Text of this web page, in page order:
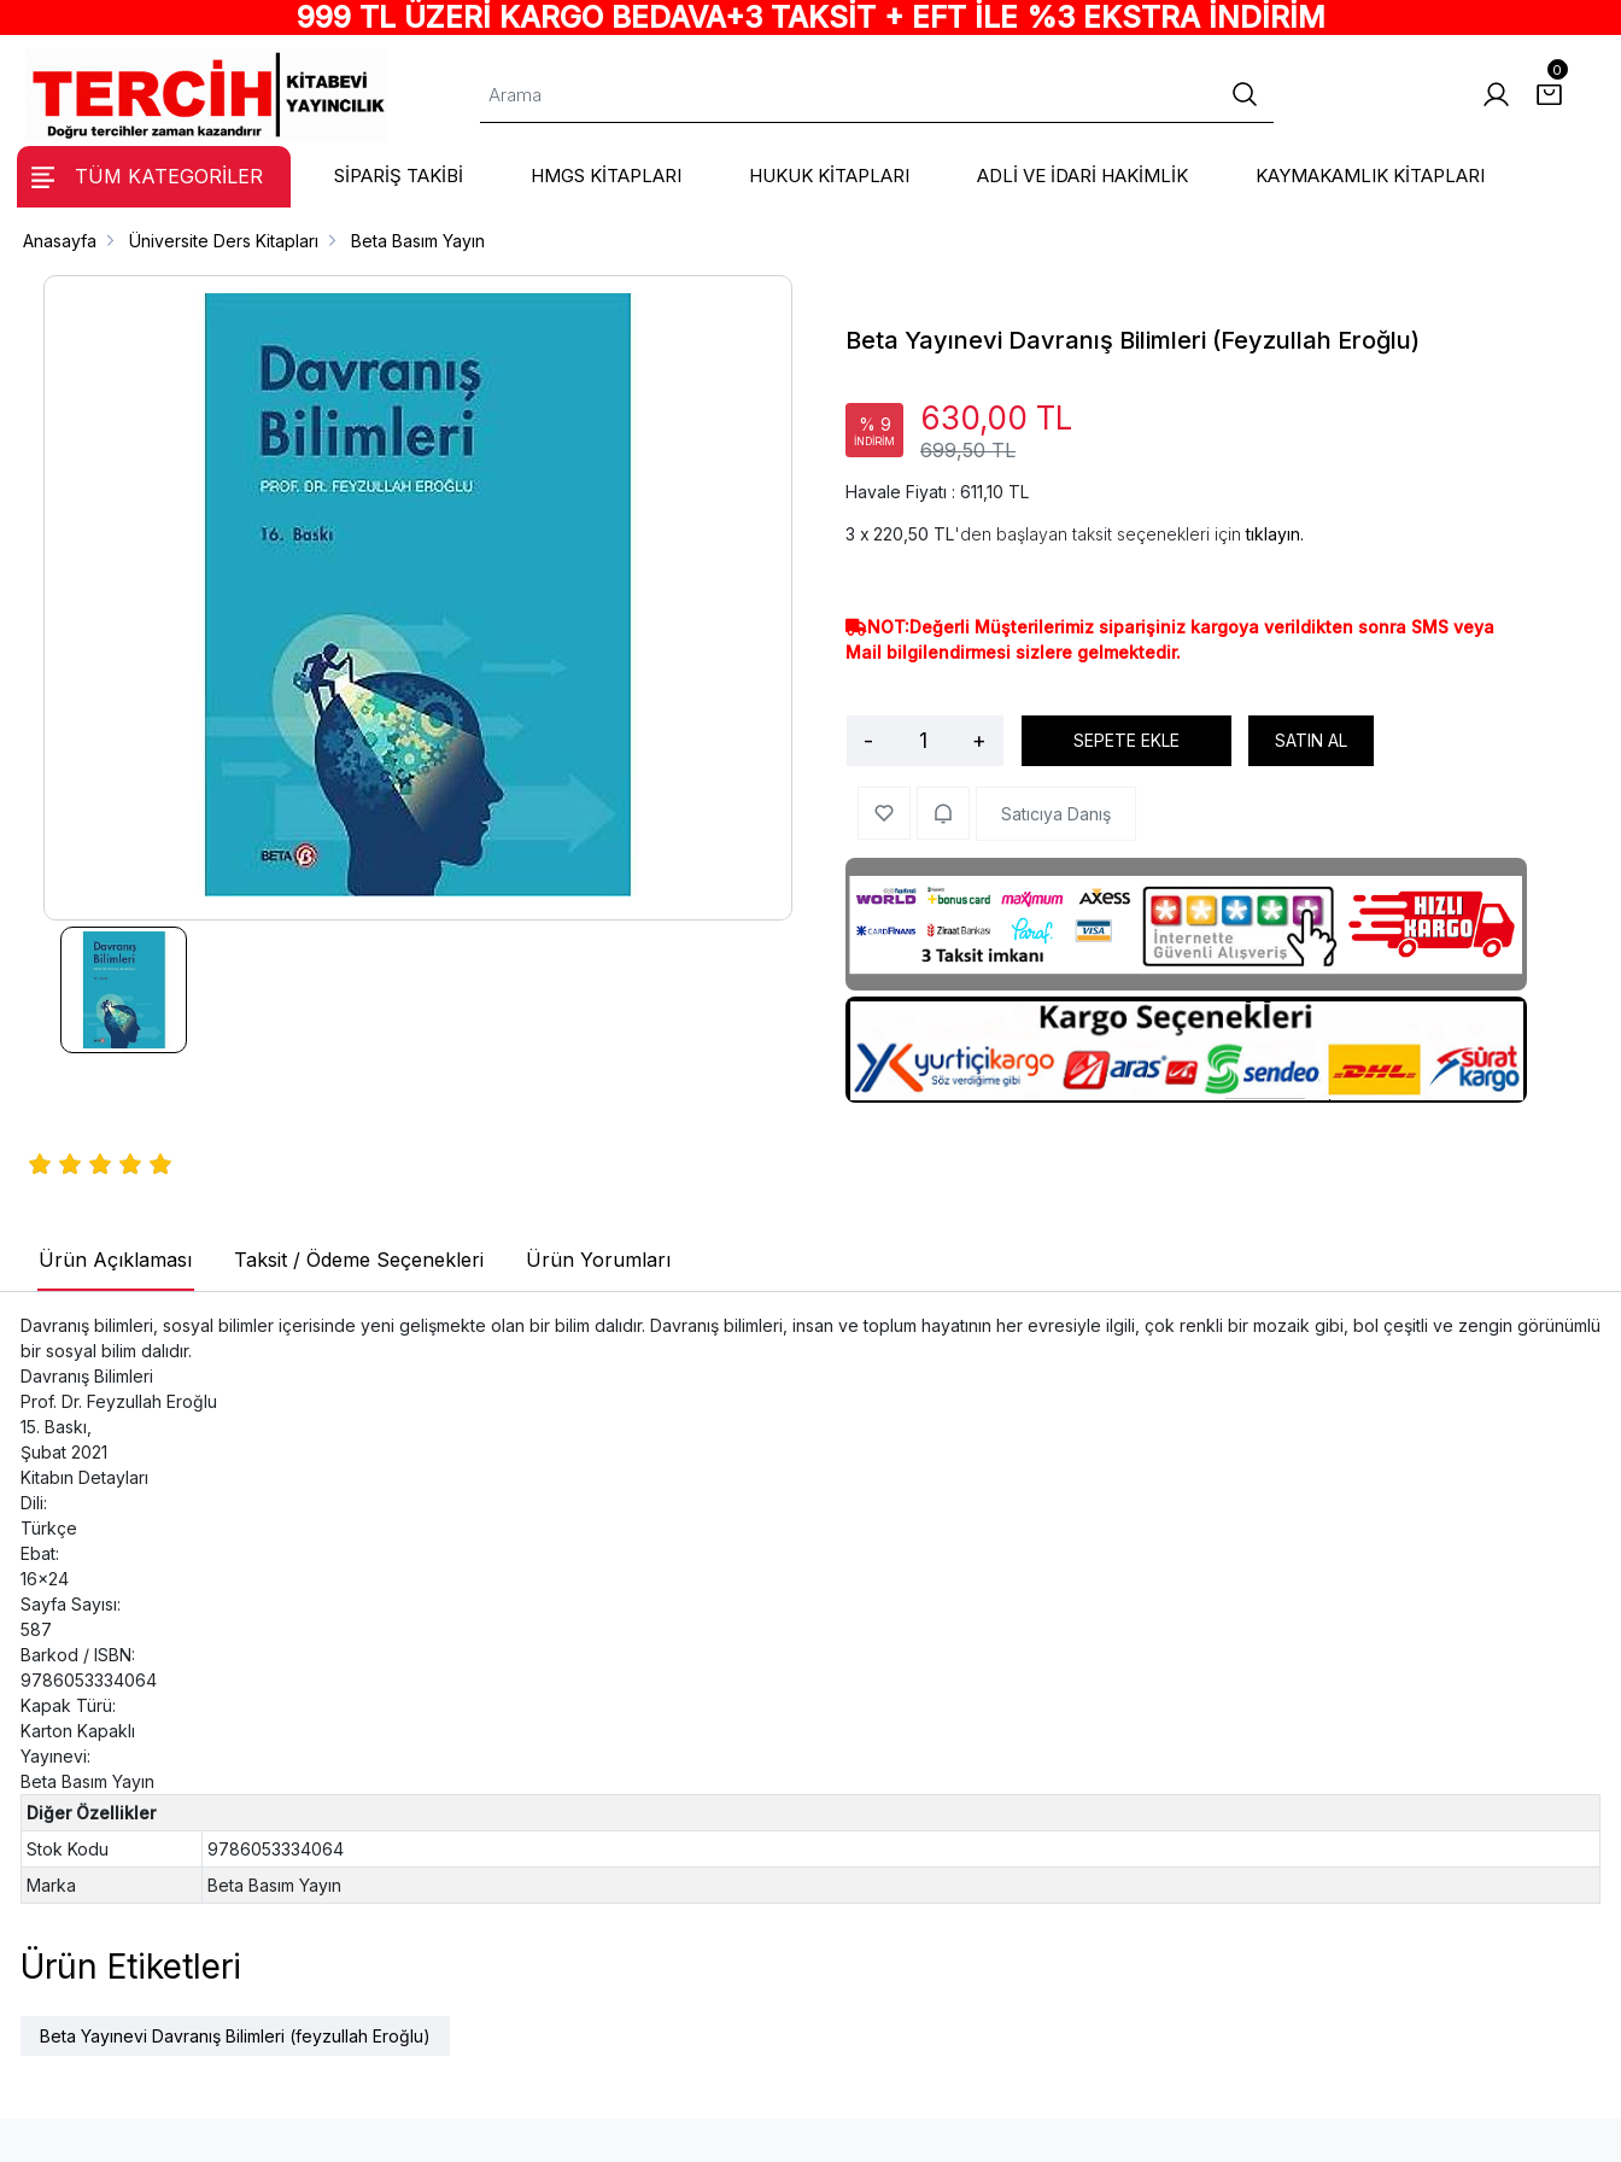
999 TL ÜZERİ KARGO BEDAVA+3 TAKSİT + EFT İLE %3 EKSTRA İNDİRİM
0
TÜM KATEGORİLER SİPARİŞ TAKİBİ HMGS KİTAPLARI HUKUK KİTAPLARI ADLİ VE İDARİ HAKİMLİK KAYMAKAMLIK KİTAPLARI
Anasayfa Üniversite Ders Kitapları Beta Basım Yayın
Beta Yayınevi Davranış Bilimleri (Feyzullah Eroğlu)
% 9
İNDİRİM 699,50 TL
630,00 TL
Havale Fiyatı : 611,10 TL
220,50 TL'den başlayan taksit seçenekleri içintıklayın.
NOT:Değerli Müşterilerimiz siparişiniz kargoya verildikten sonra SMS veya
Mail bilgilendirmesi sizlere gelmektedir.
- + SEPETE EKLE SATIN AL
Satıcıya Danış
Ürün Açıklaması Taksit / Ödeme Seçenekleri Ürün Yorumları
Davranış bilimleri, sosyal bilimler içerisinde yeni gelişmekte olan bir bilim dalıdır. Davranış bilimleri, insan ve toplum hayatının her evresiyle ilgili, çok renkli bir mozaik gibi, bol çeşitli ve zengin görünümlü
bir sosyal bilim dalıdır.
Davranış Bilimleri
Prof. Dr. Feyzullah Eroğlu
15. Baskı,
Şubat 2021
Kitabın Detayları
Dili:
Türkçe
Ebat:
16x24
Sayfa Sayısı:
587
Barkod / ISBN:
9786053334064
Kapak Türü:
Karton Kapaklı
Yayınevi:
Beta Basım Yayın
Diğer Özellikler
Stok Kodu
9786053334064
Marka
Beta Basım Yayın
Ürün Etiketleri
Beta Yayınevi Davranış Bilimleri (feyzullah Eroğlu)